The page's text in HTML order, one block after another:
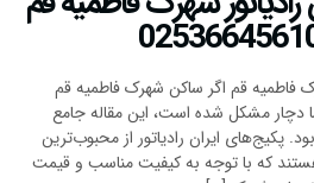
فاطمیه قم اگر ساکن شهرک فاطمیه قم
دچار مشکل شده است، این مقاله جامع
پکیج‌های ایران رادیاتور از محبوب‌ترین
که با توجه به کیفیت مناسب و قیمت